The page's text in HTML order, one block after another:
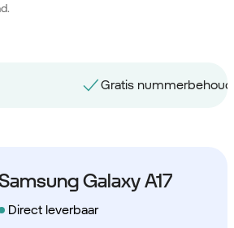
Gratis nummerbehoud
Galaxy A17
Direct leverbaar